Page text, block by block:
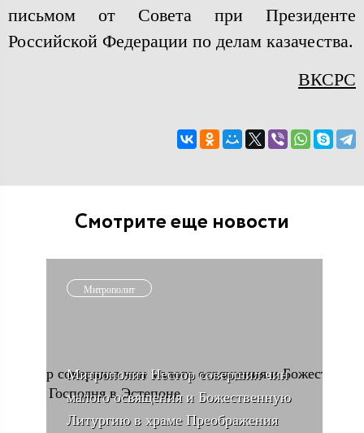
письмом от Совета при Президенте
Российской Федерации по делам казачества.
ВКСРС
Смотрите еще новости
Митрополит
Митрополит Нестор совершил чин
малого освящения и Божественную
Литургию в храме Преображения